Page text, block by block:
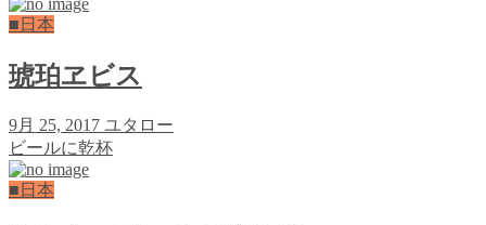
■日本
琥珀ヱビス
9月 25, 2017 ユタロー
ビールに乾杯
■日本